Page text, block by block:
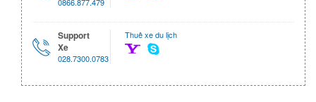
0866.877.479
Support
Xe
028.7300.0783
Thuê xe du lịch